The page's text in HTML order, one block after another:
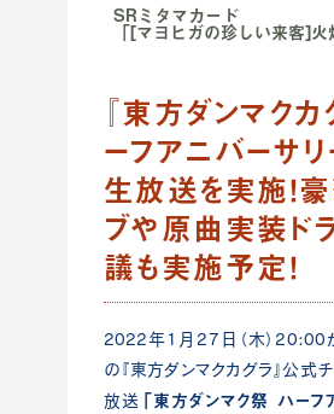
SRミタマカード
「[マヨヒガの珍しい来客]火
『東方ダンマクカ
ーフアニバーサ
生放送を実施！
ブや原曲実装ド
議も実施予定！
2022年1月27日（木）20:00
の『東方ダンマクカグラ』公式
放送 「東方ダンマク祭 ハーフ